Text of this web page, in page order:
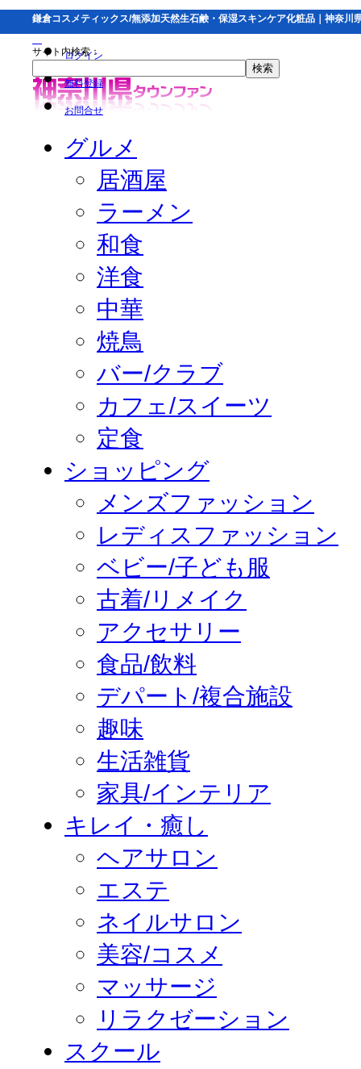
鎌倉コスメティックス/無添加天然生石鹸・保湿スキンケア化粧品｜神奈川
ログイン
無料登録
お問合せ
サイト内検索：
グルメ
居酒屋
ラーメン
和食
洋食
中華
焼鳥
バー/クラブ
カフェ/スイーツ
定食
ショッピング
メンズファッション
レディスファッション
ベビー/子ども服
古着/リメイク
アクセサリー
食品/飲料
デパート/複合施設
趣味
生活雑貨
家具/インテリア
キレイ・癒し
ヘアサロン
エステ
ネイルサロン
美容/コスメ
マッサージ
リラクゼーション
スクール